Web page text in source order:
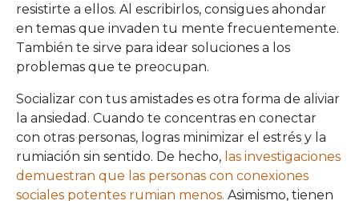
resistirte a ellos. Al escribirlos, consigues ahondar
en temas que invaden tu mente frecuentemente.
También te sirve para idear soluciones a los
problemas que te preocupan.
Socializar con tus amistades es otra forma de aliviar
la ansiedad. Cuando te concentras en conectar
con otras personas, logras minimizar el estrés y la
rumiación sin sentido. De hecho, las investigaciones
demuestran que las personas con conexiones
sociales potentes rumian menos. Asimismo, tienen